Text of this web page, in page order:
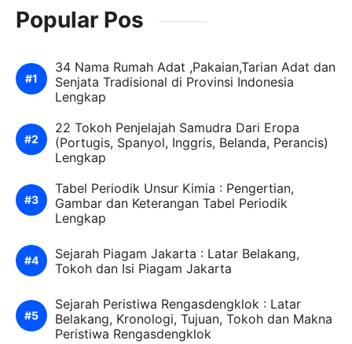
Popular Pos
34 Nama Rumah Adat ,Pakaian,Tarian Adat dan
Senjata Tradisional di Provinsi Indonesia
Lengkap
22 Tokoh Penjelajah Samudra Dari Eropa
(Portugis, Spanyol, Inggris, Belanda, Perancis)
Lengkap
Tabel Periodik Unsur Kimia : Pengertian,
Gambar dan Keterangan Tabel Periodik
Lengkap
Sejarah Piagam Jakarta : Latar Belakang,
Tokoh dan Isi Piagam Jakarta
Sejarah Peristiwa Rengasdengklok : Latar
Belakang, Kronologi, Tujuan, Tokoh dan Makna
Peristiwa Rengasdengklok